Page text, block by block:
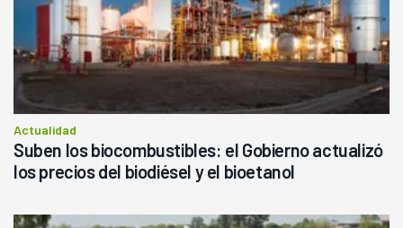
Actualidad
Suben los biocombustibles: el Gobierno actualizó
los precios del biodiésel y el bioetanol